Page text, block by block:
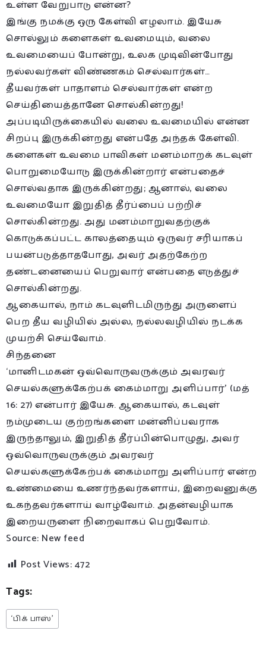
உள்ள வேறுபாடு என்ன?
இங்கு நமக்கு ஒரு கேள்வி எழலாம். இயேசு
சொல்லும் களைகள் உவமையும், வலை
உவமையைப் போன்று, உலக முடிவின்போது
நல்லவர்கள் விண்ணகம் செல்வார்கள்…
தீயவர்கள் பாதாளம் செல்வார்கள் என்ற
செய்தியைத்தானே சொல்கின்றது!
அப்படியிருக்கையில் வலை உவமையில் என்ன
சிறப்பு இருக்கின்றது என்பதே அந்தக் கேள்வி.
களைகள் உவமை பாவிகள் மனம்மாறக் கடவுள்
பொறுமையோடு இருக்கின்றார் என்பதைச்
சொல்வதாக இருக்கின்றது; ஆனால், வலை
உவமையோ இறுதித் தீர்ப்பைப் பற்றிச்
சொல்கின்றது. அது மனம்மாறுவதற்குக்
கொடுக்கப்பட்ட காலத்தையும் ஒருவர் சரியாகப்
பயன்படுத்தாதபோது, அவர் அதற்கேற்ற
தண்டனையைப் பெறுவார் என்பதை எடுத்துச்
சொல்கின்றது.
ஆகையால், நாம் கடவுளிடமிருந்து அருளைப்
பெற தீய வழியில் அல்ல, நல்லவழியில் நடக்க
முயற்சி செய்வோம்.
சிந்தனை
‘மானிடமகன் ஒவ்வொருவருக்கும் அவரவர்
செயல்களுக்கேற்பக் கைம்மாறு அளிப்பார்’ (மத்
16: 27) என்பார் இயேசு. ஆகையால், கடவுள்
நம்முடைய குற்றங்களை மன்னிப்பவராக
இருந்தாலும், இறுதித் தீர்ப்பின்பொழுது, அவர்
ஒவ்வொருவருக்கும் அவரவர்
செயல்களுக்கேற்பக் கைம்மாறு அளிப்பார் என்ற
உண்மையை உணர்ந்தவர்களாய், இறைவனுக்கு
உகந்தவர்களாய் வாழ்வோம். அதன்வழியாக
இறையருளை நிறைவாகப் பெறுவோம்.
Source: New feed
Post Views:472
Tags:
‘பிக் பாஸ்’